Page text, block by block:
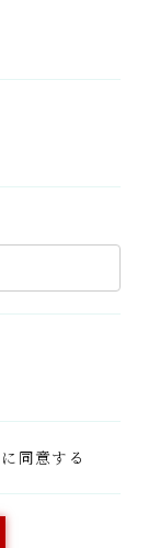
に同意する